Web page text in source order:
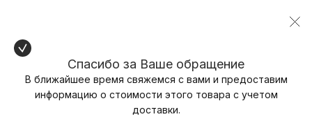
Спасибо за Ваше обращение
В ближайшее время свяжемся с вами и предоставим
информацию о стоимости этого товара с учетом
доставки.